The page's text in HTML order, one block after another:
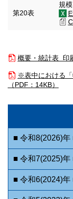
■ 令和8(2026)年
■ 令和7(2025)年
■ 令和6(2024)年
第20表
規
概要・統計表 印
※表中における
（PDF：14KB）